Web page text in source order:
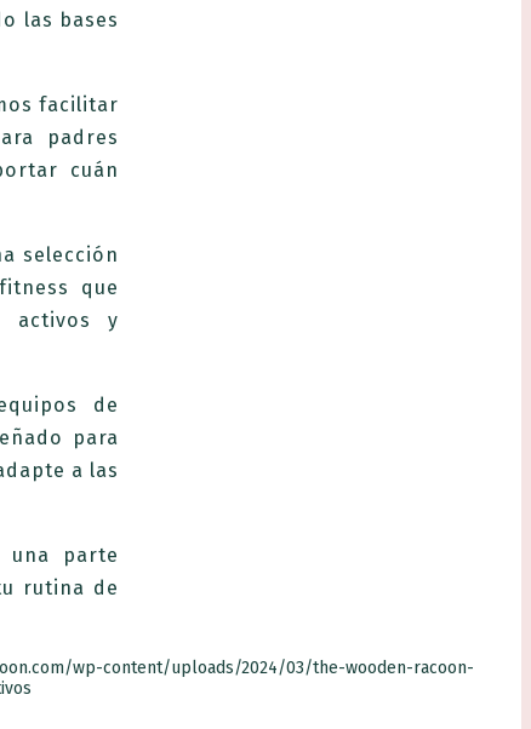
las bases
facilitar
padres
cuán
selección
que
activos y
de
para
a las
una parte
rutina de
wp-content/uploads/2024/03/the-wooden-racoon-